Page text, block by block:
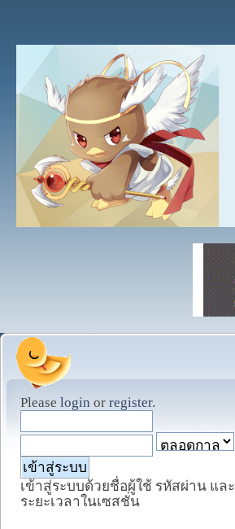
Please login or register.
เข้าสู่ระบบด้วยชื่อผู้ใช้ รหัสผ่าน และ
ระยะเวลาในเซสชั่น